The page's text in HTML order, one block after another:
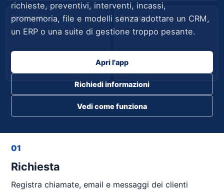
Intervento Incasso
Da seguire
richieste, preventivi, interventi, incassi,
promemoria, file e modelli senza adottare un CRM,
un ERP o una suite di gestione troppo pesante.
Apri l'app
Richiedi informazioni
Vedi come funziona
01
Richiesta
Registra chiamate, email e messaggi dei clienti